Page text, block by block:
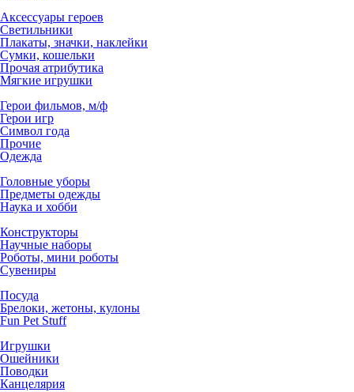
Аксессуары героев
Светильники
Плакаты, значки, наклейки
Сумки, кошельки
Прочая атрибутика
Мягкие игрушки
Герои фильмов, м/ф
Герои игр
Символ года
Прочие
Одежда
Головные уборы
Предметы одежды
Наука и хобби
Конструкторы
Научные наборы
Роботы, мини роботы
Сувениры
Посуда
Брелоки, жетоны, кулоны
Fun Pet Stuff
Игрушки
Ошейники
Поводки
Канцелярия